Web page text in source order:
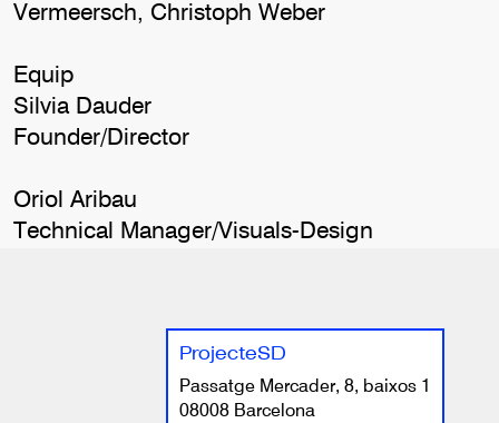
Vermeersch, Christoph Weber
Equip
Silvia Dauder
Founder/Director
Oriol Aribau
Technical Manager/Visuals-Design
ProjecteSD
Passatge Mercader, 8, baixos 1
08008 Barcelona